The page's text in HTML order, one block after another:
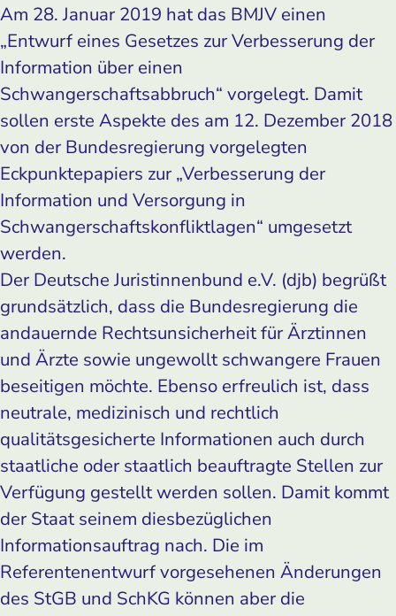
Am 28. Januar 2019 hat das BMJV einen
„Entwurf eines Gesetzes zur Verbesserung der
Information über einen
Schwangerschaftsabbruch“ vorgelegt. Damit
sollen erste Aspekte des am 12. Dezember 2018
von der Bundesregierung vorgelegten
Eckpunktepapiers zur „Verbesserung der
Information und Versorgung in
Schwangerschaftskonfliktlagen“ umgesetzt
werden.
Der Deutsche Juristinnenbund e.V. (djb) begrüßt
grundsätzlich, dass die Bundesregierung die
andauernde Rechtsunsicherheit für Ärztinnen
und Ärzte sowie ungewollt schwangere Frauen
beseitigen möchte. Ebenso erfreulich ist, dass
neutrale, medizinisch und rechtlich
qualitätsgesicherte Informationen auch durch
staatliche oder staatlich beauftragte Stellen zur
Verfügung gestellt werden sollen. Damit kommt
der Staat seinem diesbezüglichen
Informationsauftrag nach. Die im
Referentenentwurf vorgesehenen Änderungen
des StGB und SchKG können aber die